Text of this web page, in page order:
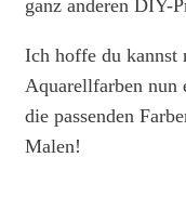
ganz anderen DIY-
Ich hoffe du kannst
Aquarellfarben nun
die passenden
Malen!